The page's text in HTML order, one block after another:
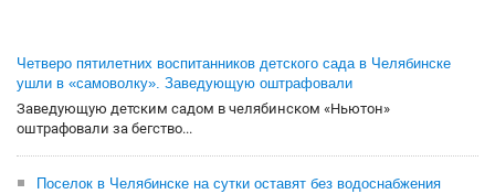
Четверо пятилетних воспитанников детского сада в Челябинске
ушли в «самоволку». Заведующую оштрафовали
Заведующую детским садом в челябинском «Ньютон»
оштрафовали за бегство...
Поселок в Челябинске на сутки оставят без водоснабжения